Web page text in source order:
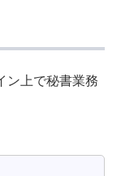
ン上で秘書業務